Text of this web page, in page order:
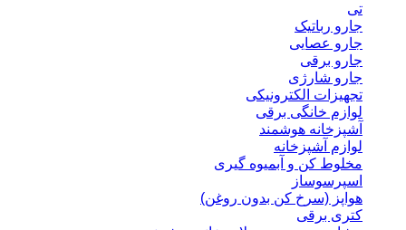
تی
جارو رباتیک
جارو عصایی
جارو برقی
جارو شارژی
تجهیزات الکترونیکی
لوازم خانگی برقی
آشپزخانه هوشمند
لوازم آشپزخانه
مخلوط کن و آبمیوه گیری
اسپرسوساز
هواپز (سرخ کن بدون روغن)
کتری برقی